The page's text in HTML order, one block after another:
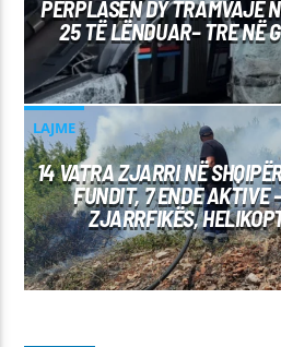
PËRPLASEN DY TRAMVAJE
25 TË LËNDUAR– TRE NË
LAJME
14 VATRA ZJARRI NË
FUNDIT, 7 ENDE AKTIVE
ZJARRFIKËS,